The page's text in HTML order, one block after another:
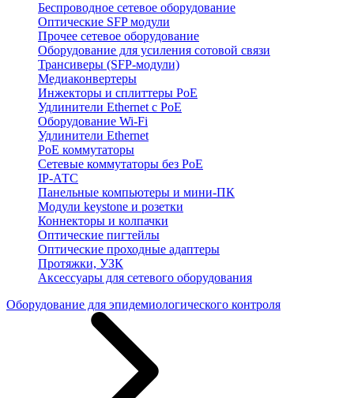
Беспроводное сетевое оборудование
Оптические SFP модули
Прочее сетевое оборудование
Оборудование для усиления сотовой связи
Трансиверы (SFP-модули)
Медиаконвертеры
Инжекторы и сплиттеры PoE
Удлинители Ethernet с PoE
Оборудование Wi-Fi
Удлинители Ethernet
PoE коммутаторы
Сетевые коммутаторы без PoE
IP-АТС
Панельные компьютеры и мини-ПК
Модули keystone и розетки
Коннекторы и колпачки
Оптические пигтейлы
Оптические проходные адаптеры
Протяжки, УЗК
Аксессуары для сетевого оборудования
Оборудование для эпидемиологического контроля